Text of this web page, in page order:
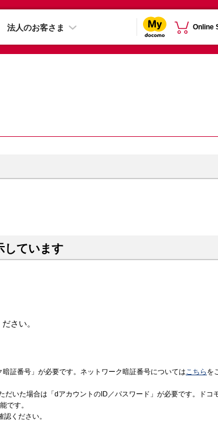
法人のお客さま Online
しています
さい。
証番号」が必要です。ネットワーク暗証番号についてはこちら を
いた場合は「dアカウントのID／パスワード」が必要です。ドコ
です。
認ください。